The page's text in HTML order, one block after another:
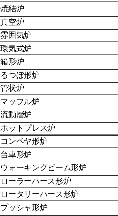
焼結炉
真空炉
雰囲気炉
環気式炉
箱形炉
るつぼ形炉
管状炉
マッフル炉
流動層炉
ホットプレス炉
コンベヤ形炉
台車形炉
ウォーキングビーム形炉
ローラーハース形炉
ロータリーハース形炉
プッシャ形炉